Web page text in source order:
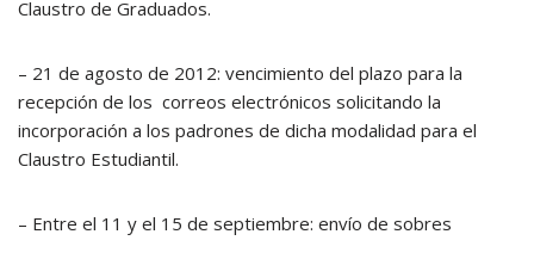
Claustro de Graduados.
– 21 de agosto de 2012: vencimiento del plazo para la
recepción de los correos electrónicos solicitando la
incorporación a los padrones de dicha modalidad para el
Claustro Estudiantil.
– Entre el 11 y el 15 de septiembre: envío de sobres